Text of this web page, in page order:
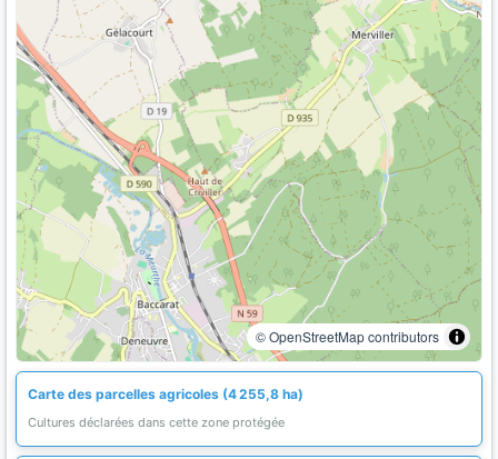
© OpenStreetMap contributors
Carte des parcelles agricoles (4 255,8 ha)
Cultures déclarées dans cette zone protégée